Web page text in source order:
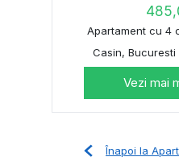
Apartament cu 4
Casin, Bucuresti
Vezi mai
Înapoi la